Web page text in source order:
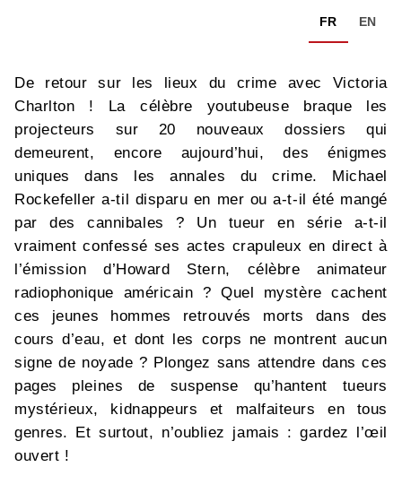
FR EN
De retour sur les lieux du crime avec Victoria
Charlton ! La célèbre youtubeuse braque les
projecteurs sur 20 nouveaux dossiers qui
demeurent, encore aujourd’hui, des énigmes
uniques dans les annales du crime. Michael
Rockefeller a-til disparu en mer ou a-t-il été mangé
par des cannibales ? Un tueur en série a-t-il
vraiment confessé ses actes crapuleux en direct à
l’émission d’Howard Stern, célèbre animateur
radiophonique américain ? Quel mystère cachent
ces jeunes hommes retrouvés morts dans des
cours d’eau, et dont les corps ne montrent aucun
signe de noyade ? Plongez sans attendre dans ces
pages pleines de suspense qu’hantent tueurs
mystérieux, kidnappeurs et malfaiteurs en tous
genres. Et surtout, n’oubliez jamais : gardez l’œil
ouvert !